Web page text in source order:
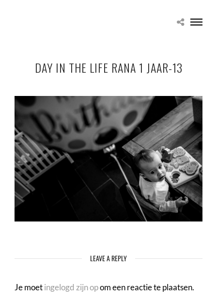
DAY IN THE LIFE RANA 1 JAAR-13
LEAVE A REPLY
Je moetingelogd zijn opom een reactie te plaatsen.